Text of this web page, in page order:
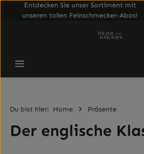
Entdecken Sie unser Sortiment mit
unseren tollen Feinschmecker-Abos!
Du bist hier: Home Präsente
Der englische